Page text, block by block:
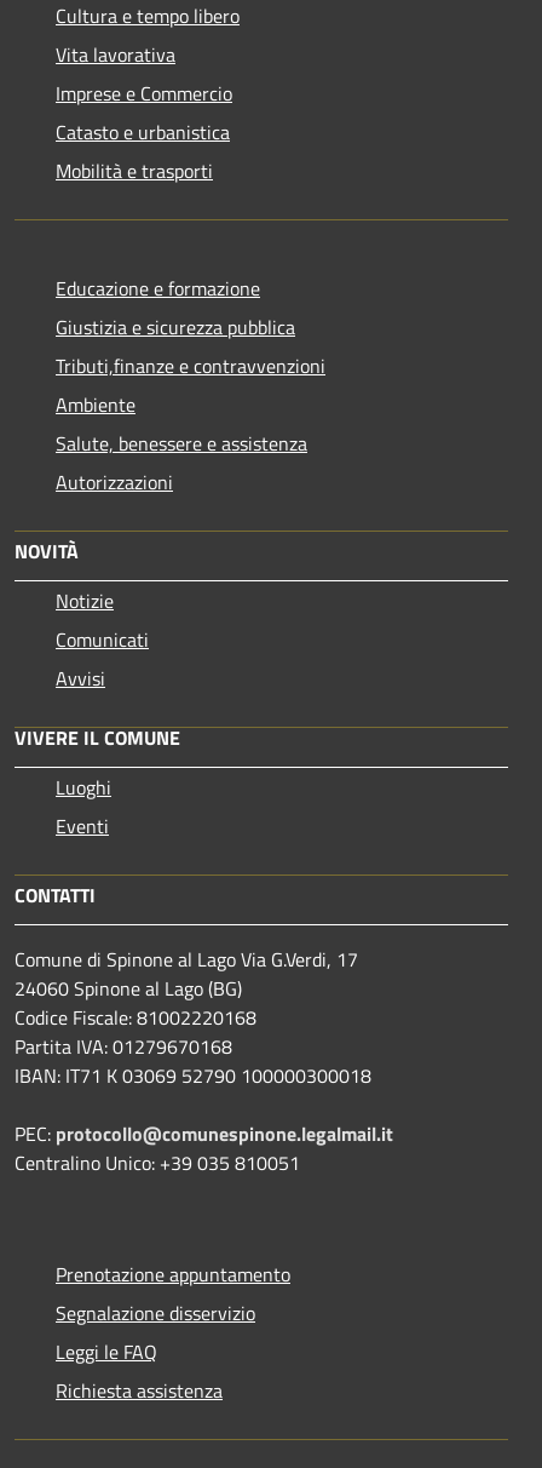
Cultura e tempo libero
Vita lavorativa
Imprese e Commercio
Catasto e urbanistica
Mobilità e trasporti
Educazione e formazione
Giustizia e sicurezza pubblica
Tributi,finanze e contravvenzioni
Ambiente
Salute, benessere e assistenza
Autorizzazioni
NOVITÀ
Notizie
Comunicati
Avvisi
VIVERE IL COMUNE
Luoghi
Eventi
CONTATTI
Comune di Spinone al Lago Via G.Verdi, 17
24060 Spinone al Lago (BG)
Codice Fiscale: 81002220168
Partita IVA: 01279670168
IBAN: IT71 K 03069 52790 100000300018
PEC: protocollo@comunespinone.legalmail.it
Centralino Unico: +39 035 810051
Prenotazione appuntamento
Segnalazione disservizio
Leggi le FAQ
Richiesta assistenza